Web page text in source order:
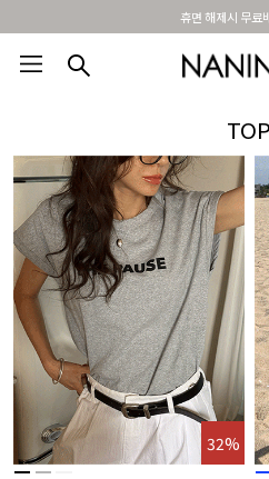
휴면 해제시 무료
TOP
32%